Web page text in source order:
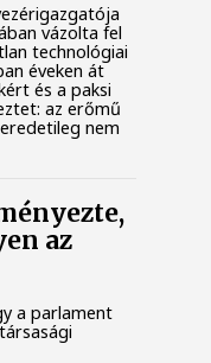
vázolta fel
technológiai
éveken át
és a paksi
az erőmű
nem
az
a parlament